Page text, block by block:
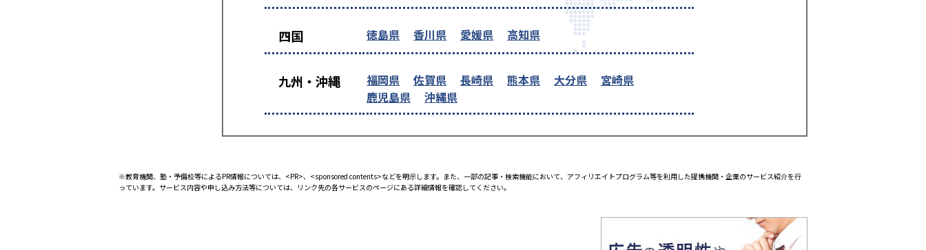
四国 徳島県 香川県 愛媛県 高知県
九州・沖縄 福岡県 佐賀県 長崎県 熊本県 大分県
宮崎県
鹿児島県
沖縄県
※教育機関、塾・予備校等によるPR情報については、<PR>、<sponsored contents>などを明示します。また、一部の記事・検索機能において、アフィリエイトプログラム等を利用した提携機関・企業のサービス紹介を行
っています。サービス内容や申し込み方法等については、リンク先の各サービスのページにある詳細情報を確認してください。